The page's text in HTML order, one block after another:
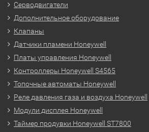
Серводвигатели
Дополнительное оборудование
Клапаны
Датчики пламени Honeywell
Платы управления Honeywell
Контроллеры Honeywell S4565
Топочные автоматы Honeywell
Реле давления газа и воздуха Honeywell
Модули дисплея Honeywell
Таймер продувки Honeywell ST7800